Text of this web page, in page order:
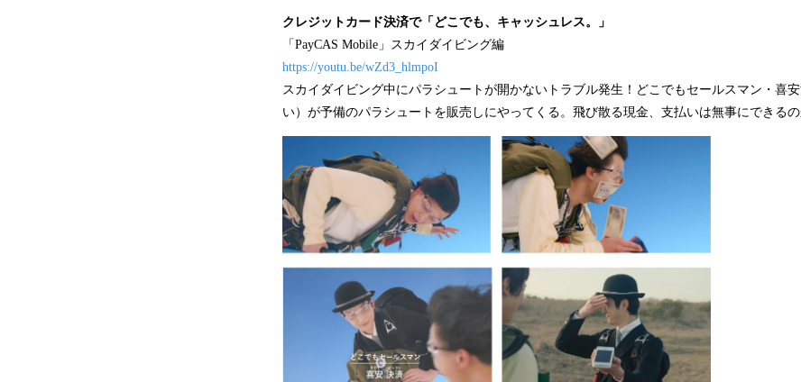
クレジットカード決済で「どこでも、キャッシュレス。」
「PayCAS Mobile」スカイダイビング編
https://youtu.be/wZd3_hlmpoI
スカイダイビング中にパラシュートが開かないトラブル発生！どこでもセールスマン・喜
い）が予備のパラシュートを販売しにやってくる。飛び散る現金、支払いは無事にできるの